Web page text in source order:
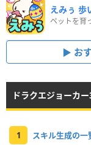
えみぅ 歩
お
ドラクエジョーカ
1 スキル生成の一